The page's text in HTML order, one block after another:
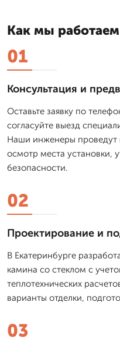
Как мы работаем
01
Консультация и
Оставьте заявку по
согласуйте выезд
Наши инженеры проведут
осмотр места установки,
безопасности.
02
Проектирование и
В Екатеринбурге
камина со стеклом с
теплотехнических
варианты отделки,
03